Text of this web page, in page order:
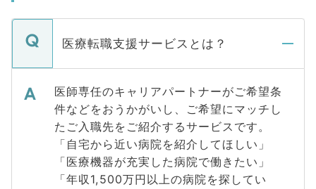
医療転職支援サービスとは？
医師専任のキャリアパートナーがご希望条
件などをおうかがいし、ご希望にマッチし
たご入職先をご紹介するサービスです。
「自宅から近い病院を紹介してほしい」
「医療機器が充実した病院で働きたい」
「年収1,500万円以上の病院を探してい